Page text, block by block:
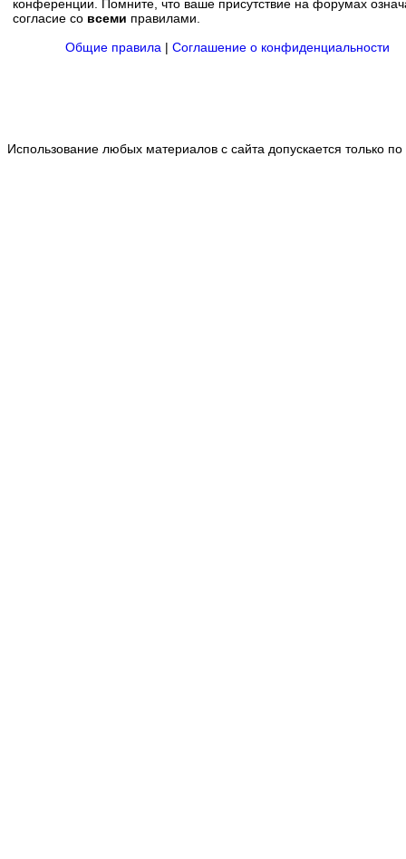
конференции. Помните, что ваше присутствие на форумах
согласие со всеми правилами.
Общие правила | Соглашение о конфиденциальности
Использование любых материалов с сайта допускается только